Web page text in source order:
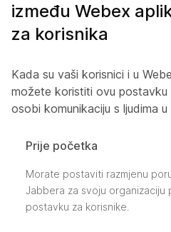
između Webex
za korisnika
Kada su vaši korisnici i u
možete koristiti ovu postavku
osobi komunikaciju s ljudima u
Prije početka
Morate postaviti razmjenu
Jabbera za svoju
postavku za korisnike.